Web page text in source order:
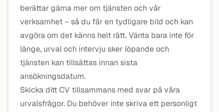
berättar gärna mer om tjänsten och vår
verksamhet – så du får en tydligare bild och kan
avgöra om det känns helt rätt. Vänta bara inte för
länge, urval och intervju sker löpande och
tjänsten kan tillsättas innan sista
ansökningsdatum.
Skicka ditt CV tillsammans med svar på våra
urvalsfrågor. Du behöver inte skriva ett personligt